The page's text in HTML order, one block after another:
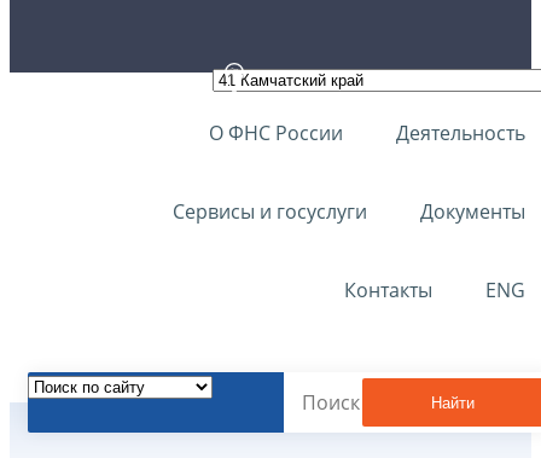
О ФНС России Деятельность
Сервисы и госуслуги Документы
Контакты ENG
Найти